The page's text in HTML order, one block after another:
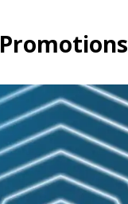
Promotions